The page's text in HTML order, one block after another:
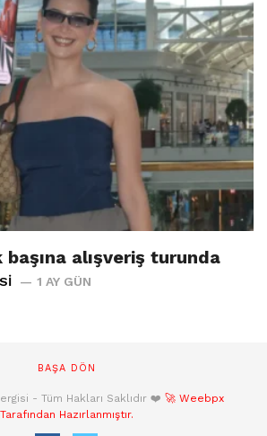
alışveriş turunda
1 AY GÜN
BAŞA DÖN
- Tüm Hakları Saklıdır ❤️ 🚀 Weebpx
Tarafından Hazırlanmıştır.